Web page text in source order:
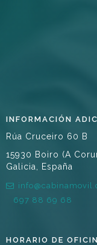
INFORMACIÓN
Rúa Cruceiro 60 B
15930 Boiro (A
Galicia, España
697 88 69 68
HORARIO DE